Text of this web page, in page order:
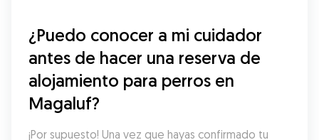
¿Puedo conocer a mi cuidador
antes de hacer una reserva de
alojamiento para perros en
Magaluf?
¡Por supuesto! Una vez que hayas confirmado tu